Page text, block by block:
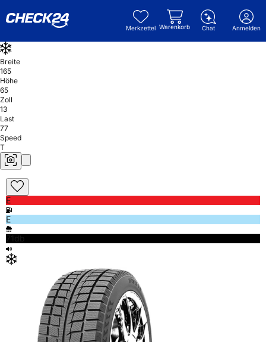
Merkzettel Warenkorb Chat Anmelden
Breite
165
Höhe
65
Zoll
13
Last
77
Speed
T
E
E
71db